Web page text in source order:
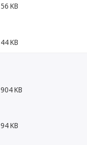
56 KB
44 KB
904 KB
94 KB